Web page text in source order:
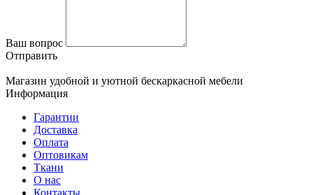
Ваш вопрос
Отправить
Магазин удобной и уютной бескаркасной мебели
Информация
Гарантии
Доставка
Оплата
Оптовикам
Ткани
О нас